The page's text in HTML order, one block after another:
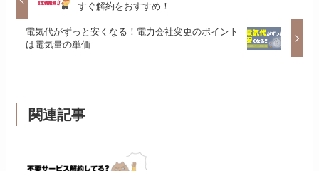
すぐ解約をおすすめ！
電気代がずっと安くなる！電力会社変更のポイント
は電気量の単価
関連記事